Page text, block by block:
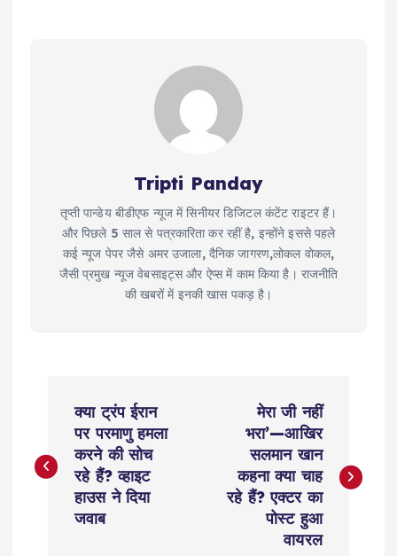
Tripti Panday
तृप्ती पान्डेय बीडीएफ न्यूज में सिनीयर डिजिटल कंटेंट राइटर हैं।
और पिछले 5 साल से पत्रकारिता कर रहीं है, इन्होंने इससे पहले
कई न्यूज पेपर जैसे अमर उजाला, दैनिक जागरण,लोकल वोकल,
जैसी प्रमुख न्यूज वेबसाइट्स और ऐप्स में काम किया है। राजनीति
की खबरों में इनकी खास पकड़ है।
s
क्या ट्रंप ईरान
पर परमाणु हमला
करने की सोच
रहे हैं? व्हाइट
हाउस ने दिया
जवाब
मेरा जी नहीं
भरा’—आखिर
सलमान खान
कहना क्या चाह
रहे हैं? एक्टर का
पोस्ट हुआ
वायरल